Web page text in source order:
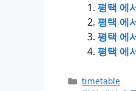
평택 에
평택 에
평택 에
평택 에
Categories
timetable